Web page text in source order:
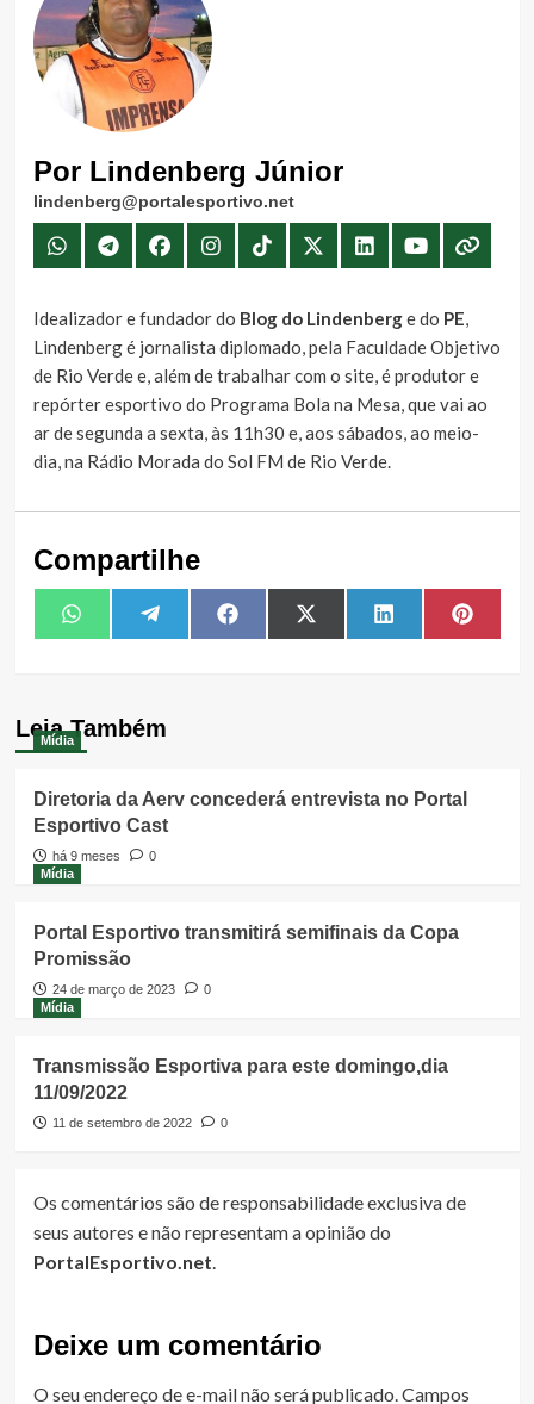
Por Lindenberg Júnior
lindenberg@portalesportivo.net
Idealizador e fundador do Blog do Lindenberge do PE,
Lindenberg é jornalista diplomado, pela Faculdade Objetivo
de Rio Verde e, além de trabalhar com o site, é produtor e
repórter esportivo do Programa Bola na Mesa, que vai ao
ar de segunda a sexta, às 11h30 e, aos sábados, ao meio-
dia, na Rádio Morada do Sol FM de Rio Verde.
Compartilhe
Share
on
WhatsAppShare
on
TelegramShare
on
FacebookShare
on
X
(Twitter)
Share
on
LinkedIn Share
on
Leia Também
Mídia
Diretoria da Aerv concederá entrevista no Portal
Esportivo Cast
há 9 meses
0
Mídia
Portal Esportivo transmitirá semifinais da Copa
Promissão
24 de março de 2023
0
Mídia
Transmissão Esportiva para este domingo,dia
11/09/2022
11 de setembro de 2022 0
Os comentários são de responsabilidade exclusiva de
seus autores e não representam a opinião do
PortalEsportivo.net.
Deixe um comentário
O seu endereço de e-mail não será publicado.Campos